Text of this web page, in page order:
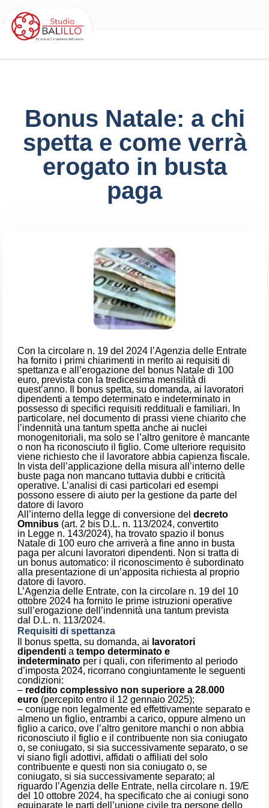
Bonus Natale: a chi
spetta e come verrà
erogato in busta
paga
Con la circolare n. 19 del 2024 l’Agenzia delle Entrate
ha fornito i primi chiarimenti in merito ai requisiti di
spettanza e all’erogazione del bonus Natale di 100
euro, prevista con la tredicesima mensilità di
quest’anno. Il bonus spetta, su domanda, ai lavoratori
dipendenti a tempo determinato e indeterminato in
possesso di specifici requisiti reddituali e familiari. In
particolare, nel documento di prassi viene chiarito che
l’indennità una tantum spetta anche ai nuclei
monogenitoriali, ma solo se l’altro genitore è mancante
o non ha riconosciuto il figlio. Come ulteriore requisito
viene richiesto che il lavoratore abbia capienza fiscale.
In vista dell’applicazione della misura all’interno delle
buste paga non mancano tuttavia dubbi e criticità
operative. L’analisi di casi particolari ed esempi
possono essere di aiuto per la gestione da parte del
datore di lavoro
All’interno della legge di conversione deldecreto
Omnibus (art. 2 bis D.L. n. 113/2024, convertito
in Legge n. 143/2024), ha trovato spazio il bonus
Natale di 100 euro che arriverà a fine anno in busta
paga per alcuni lavoratori dipendenti. Non si tratta di
un bonus automatico: il riconoscimento è subordinato
alla presentazione di un’apposita richiesta al proprio
datore di lavoro.
L’Agenzia delle Entrate, con la circolare n. 19 del 10
ottobre 2024 ha fornito le prime istruzioni operative
sull’erogazione dell’indennità una tantum prevista
dal D.L. n. 113/2024.
Requisiti di spettanza
Il bonus spetta, su domanda, ai lavoratori
dipendenti atempo determinato e
indeterminato per i quali, con riferimento al periodo
d’imposta 2024, ricorrano congiuntamente le seguenti
condizioni:
– reddito complessivo non superiore a 28.000
euro (percepito entro il 12 gennaio 2025);
– coniuge non legalmente ed effettivamente separato e
almeno un figlio, entrambi a carico, oppure almeno un
figlio a carico, ove l’altro genitore manchi o non abbia
riconosciuto il figlio e il contribuente non sia coniugato
o, se coniugato, si sia successivamente separato, o se
vi siano figli adottivi, affidati o affiliati del solo
contribuente e questi non sia coniugato o, se
coniugato, si sia successivamente separato; al
riguardo l’Agenzia delle Entrate, nella circolare n. 19/E
del 10 ottobre 2024, ha specificato che ai coniugi sono
equiparate le parti dell’unione civile tra persone dello